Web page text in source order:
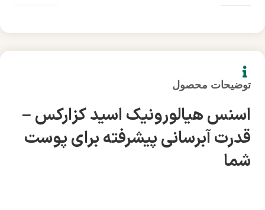
توضیحات محصول
اسنس هیالورونیک اسید کزارکس –
قدرت آبرسانی پیشرفته برای پوست
شما